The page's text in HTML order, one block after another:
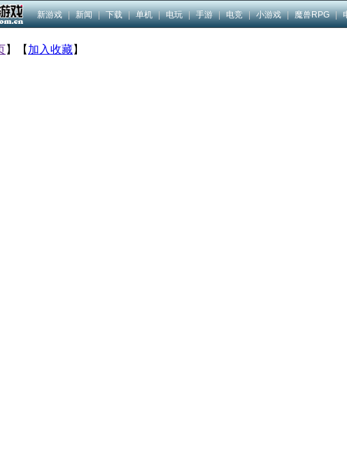
新游戏 | 新闻 | 下载 | 单机 | 电玩 | 手游 | 电竞 | 小游戏 | 魔兽RPG |
】【 加入收藏】